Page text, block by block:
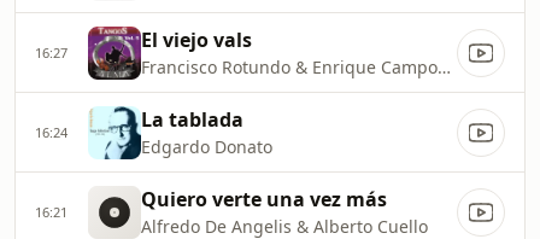
16:27 El viejo vals
Francisco Rotundo & Enrique Campos & Floreal Ruíz
16:24 La tablada
Edgardo Donato
16:21 Quiero verte una vez más
Alfredo De Angelis & Alberto Cuello